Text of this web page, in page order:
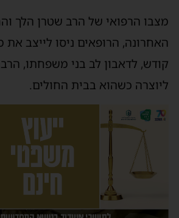
מצבו הרפואי של הרב שטרן הלך
האחרונה, הרופאים ניסו לייצב
קודש, לדאבון לב בני משפחתו,
ליוצרה כשהוא בבית החולים.